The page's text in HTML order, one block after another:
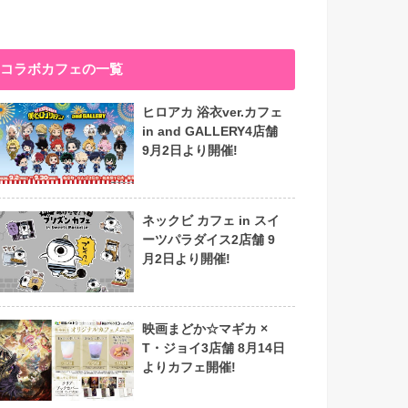
コラボカフェの一覧
ヒロアカ 浴衣ver.カフェ
in and GALLERY4店舗
9月2日より開催!
ネックビ カフェ in スイ
ーツパラダイス2店舗 9
月2日より開催!
映画まどか☆マギカ ×
T・ジョイ3店舗 8月14日
よりカフェ開催!